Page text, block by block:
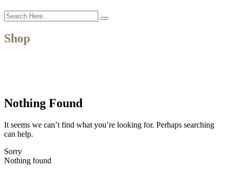
Shop
Nothing Found
It seems we can’t find what you’re looking for. Perhaps searching
can help.
Sorry
Nothing found